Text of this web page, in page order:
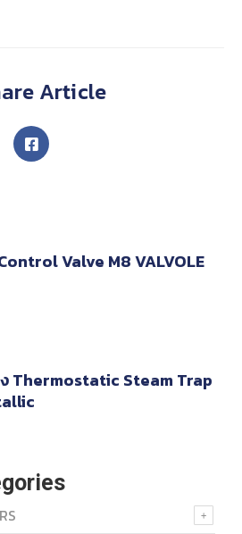
Article
Valve M8 VALVOLE
Thermostatic Steam Trap